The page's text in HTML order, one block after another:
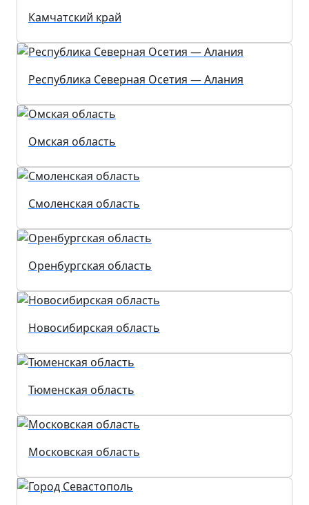
Камчатский край
Республика Северная Осетия — Алания
Омская область
Смоленская область
Оренбургская область
Новосибирская область
Тюменская область
Московская область